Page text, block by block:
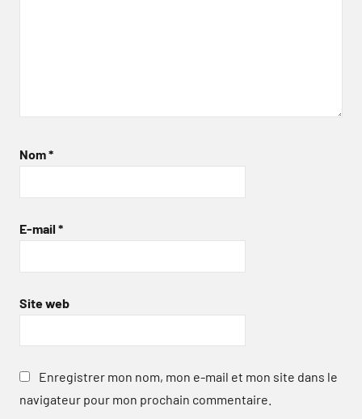
Nom*
E-mail *
Site web
Enregistrer mon nom, mon e-mail et mon site dans le
navigateur pour mon prochain commentaire.